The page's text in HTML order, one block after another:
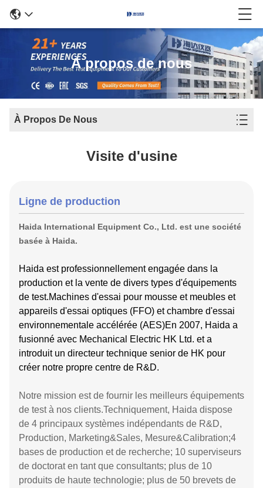
À propos de nous
À Propos De Nous
Visite d'usine
Ligne de production
Haida International Equipment Co., Ltd. est une société
basée à Haida.
Haida est professionnellement engagée dans la
production et la vente de divers types d'équipements
de test.Machines d'essai pour mousse et meubles et
appareils d'essai optiques (FFO) et chambre d'essai
environnementale accélérée (AES)En 2007, Haida a
fusionné avec Mechanical Electric HK Ltd. et a
introduit un directeur technique senior de HK pour
créer notre propre centre de R&D.
Notre mission est de fournir les meilleurs équipements
de test à nos clients.Techniquement, Haida dispose
de 4 principaux systèmes indépendants de R&D,
Production, Marketing&Sales, Mesure&Calibration;4
bases de production et de recherche; 10 superviseurs
de doctorat en tant que consultants; plus de 10
produits de haute technologie; plus de 50 brevets de